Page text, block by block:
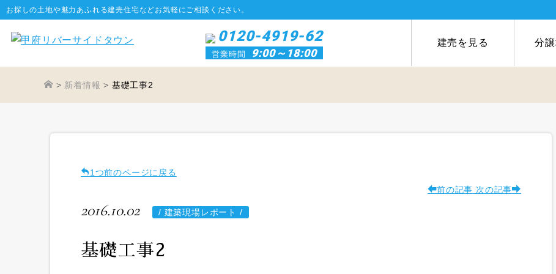
お探しの土地や魅力あふれる建売住宅などお気軽にご相談ください。
0120-4919-62
営業時間 9:00～18:00
建売を見る 分
> 新着情報 > 基礎工事2
1つ前のページに戻る
前の記事 次の記事
2016.10.02 / 建築現場レポート /
基礎工事2